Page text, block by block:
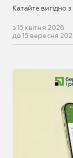
Катайте вигідно
з 15 квітня 2026
до 15 вересня